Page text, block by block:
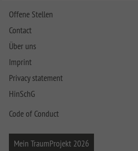
Offene Stellen
Contact
Über uns
Imprint
Privacy statement
HinSchG
Code of Conduct
Mein TraumProjekt 2026